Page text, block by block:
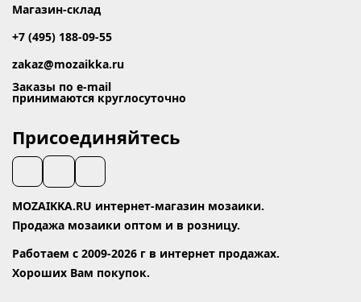
Магазин-склад
+7 (495) 188-09-55
zakaz@mozaikka.ru
Заказы по e-mail
принимаются круглосуточно
Присоединяйтесь
MOZAIKKA.RU интернет-магазин мозаики.
Продажа мозаики оптом и в розницу.
Работаем с 2009-2026 г в интернет продажах.
Хороших Вам покупок.